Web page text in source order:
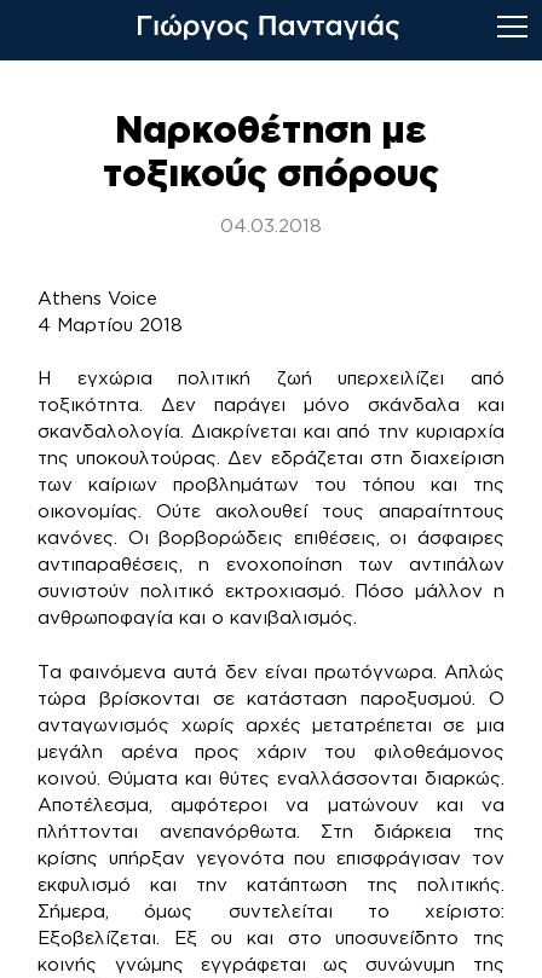
Ναρκοθέτηση με
τοξικούς σπόρους
04.03.2018
Athens Voice
4 Μαρτίου 2018
Η εγχώρια πολιτική ζωή υπερχειλίζει από
τοξικότητα. Δεν παράγει μόνο σκάνδαλα και
σκανδαλολογία. Διακρίνεται και από την κυριαρχία
της υποκουλτούρας. Δεν εδράζεται στη διαχείριση
των καίριων προβλημάτων του τόπου και της
οικονομίας. Ούτε ακολουθεί τους απαραίτητους
κανόνες. Οι βορβορώδεις επιθέσεις, οι άσφαιρες
αντιπαραθέσεις, η ενοχοποίηση των αντιπάλων
συνιστούν πολιτικό εκτροχιασμό. Πόσο μάλλον η
ανθρωποφαγία και ο κανιβαλισμός.
Τα φαινόμενα αυτά δεν είναι πρωτόγνωρα. Απλώς
τώρα βρίσκονται σε κατάσταση παροξυσμού. Ο
ανταγωνισμός χωρίς αρχές μετατρέπεται σε μια
μεγάλη αρένα προς χάριν του φιλοθεάμονος
κοινού. Θύματα και θύτες εναλλάσσονται διαρκώς.
Αποτέλεσμα, αμφότεροι να ματώνουν και να
πλήττονται ανεπανόρθωτα. Στη διάρκεια της
κρίσης υπήρξαν γεγονότα που επισφράγισαν τον
εκφυλισμό και την κατάπτωση της πολιτικής.
Σήμερα, όμως συντελείται το χείριστο:
Εξοβελίζεται. Εξ ου και στο υποσυνείδητο της
κοινής γνώμης εγγράφεται ως συνώνυμη της